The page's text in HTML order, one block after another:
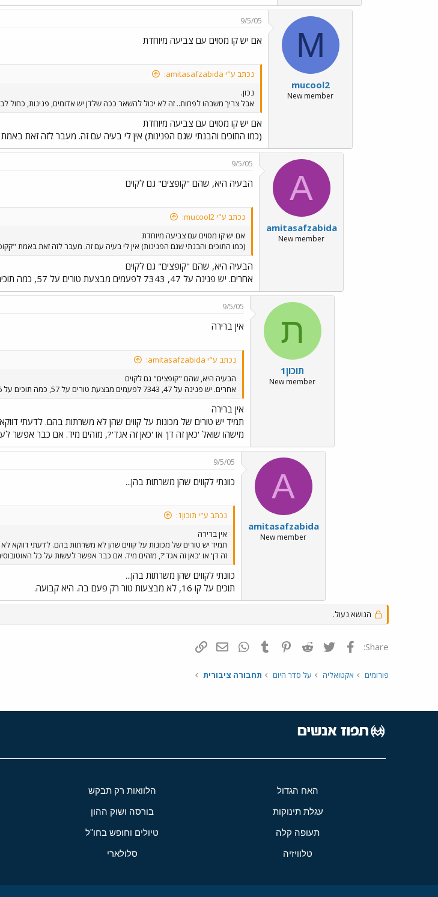
M
mucool2
New member
9/5/05
אם יש קו מסוים עם צביעה מיוחדת
נכתב ע"י amitasafzabida:
נכון.
אבל צריך משבהו לפחות.. זה לא יכול להשאר ככה שלדן יש אדומים, פנינות, כחול
אם יש קו מסוים עם צביעה מיוחדת
(כמו התוכים והבנתי שגם הפנינות) אין לי בעיה עם זה. מעבר לזה זאת באמת
A
amitasafzabida
New member
9/5/05
הבעיה היא, שהם "קופצים" גם לקוים
נכתב ע"י mucool2:
אם יש קו מסוים עם צביעה מיוחדת
(כמו התוכים והבנתי שגם הפנינות) אין לי בעיה עם זה. מעבר לזה זאת באמת
הבעיה היא, שהם "קופצים" גם לקוים
אחרים. יש פנינה על 47, 7343 לפעמים מבצעת טורים על 57, כמה תוכים על 16...
ת
תוכון1
New member
9/5/05
אין ברירה
נכתב ע"י amitasafzabida:
הבעיה היא, שהם "קופצים" גם לקוים
אחרים. יש פנינה על 47, 7343 לפעמים מבצעת טורים על 57, כמה תוכים על 16...
אין ברירה
תמיד יש טורים של מכונות על קווים שהן לא משרתות בהם. לדעתי
מישהו שואל 'כאן זה דן' או 'כאן זה אגד'?, מזהים מיד. אם כבר אפשר
A
amitasafzabida
New member
9/5/05
כוונתי לקווים שהן משרתות בהן...
נכתב ע"י תוכון1:
אין ברירה
תמיד יש טורים של מכונות על קווים שהן לא משרתות בהם. לדעתי דווקא
זה דן' או 'כאן זה אגד'?, מזהים מיד. אם כבר אפשר לעשות על כל
כוונתי לקווים שהן משרתות בהן...
תוכים על קו 16, לא מבצעות טור רק פעם בה. היא קבועה.
הנושא נעול.
Share: פייסבוק Twitter
Reddit
Pinterest
Tumblr
WhatsAppדואר אלקטרוני
פורומים אקטואליה על סדר היום תחבורה ציבורית
האח הגדול הלוואות רק תבקש
עגלת תינוקות בורסה ושוק ההון
תעופה קלה טיולים וחופש בחו"ל
טלוויזיה סלולארי